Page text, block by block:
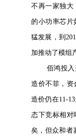
不再一家独大
的小功率芯片
猛发展，到
加推动了模组
佰鸿投入
造价不菲，资
造价仍在11-
态下竞标相对
矣，但众和者